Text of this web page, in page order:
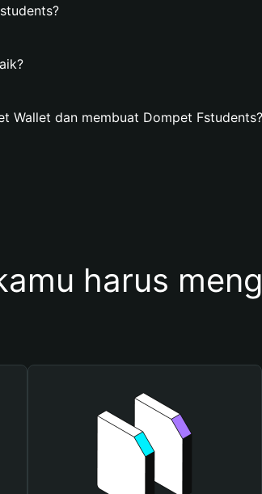
Wallet dan membuat Dompet Fstudents?
harus